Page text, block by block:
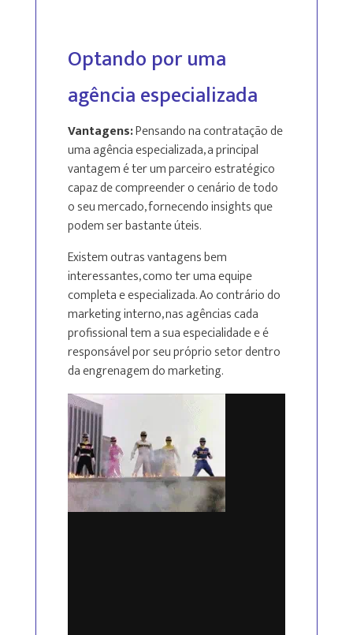
Optando por uma
agência especializada
Vantagens:Pensando na contratação de
uma agência especializada, a principal
vantagem é ter um parceiro estratégico
capaz de compreender o cenário de todo
o seu mercado, fornecendo insights que
podem ser bastante úteis.
Existem outras vantagens bem
interessantes, como ter uma equipe
completa e especializada. Ao contrário do
marketing interno, nas agências cada
profissional tem a sua especialidade e é
responsável por seu próprio setor dentro
da engrenagem do marketing.